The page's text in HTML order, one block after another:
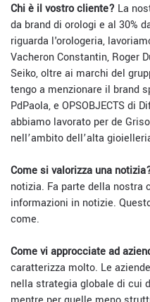
Chi è il vostro cliente? La
da brand di orologi e al 30%
riguarda l'orologeria,
Vacheron Constantin, Roger
Seiko, oltre ai marchi del
tengo a menzionare il brand
PdPaola, e OPSOBJECTS di
abbiamo lavorato per de
nell’ambito dell’alta
Come si valorizza una
notizia. Fa parte della nostra
informazioni in notizie.
come.
Come vi approcciate ad
caratterizza molto. Le
nella strategia globale di cui